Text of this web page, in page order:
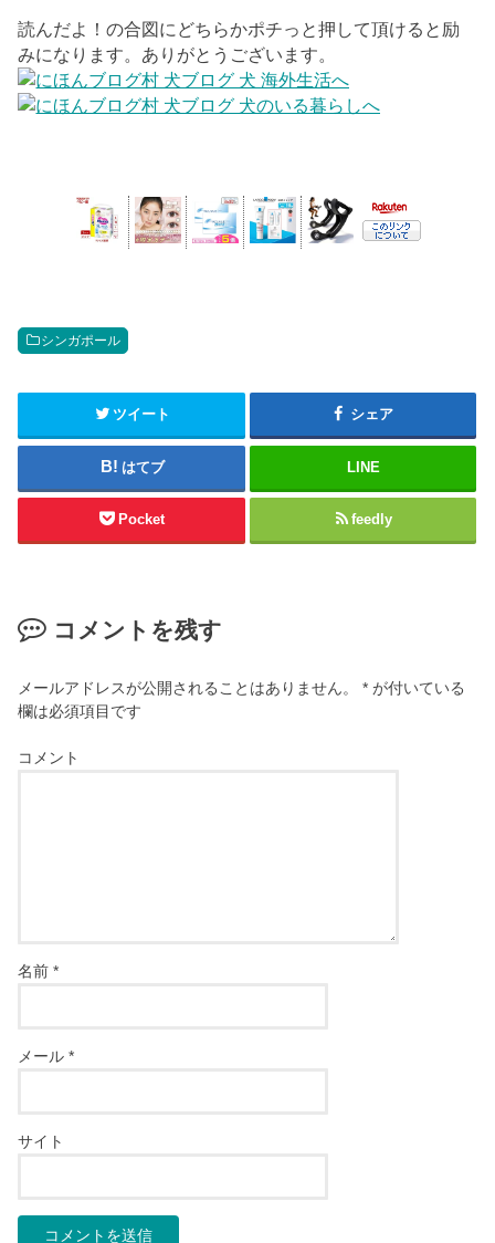
読んだよ！の合図にどちらかポチっと押して頂けると励
みになります。ありがとうございます。
シンガポール
ツイート シェア
はてブ LINE
Pocket feedly
コメントを残す
メールアドレスが公開されることはありません。 * が付いている
欄は必須項目です
コメント
名前*
メール*
サイト